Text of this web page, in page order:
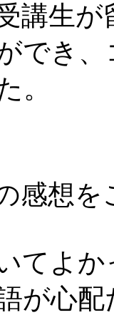
講生が
でき
。
感想を
てよか
が心